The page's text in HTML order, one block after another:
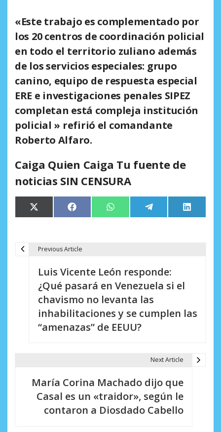
«Este trabajo es complementado por
los 20 centros de coordinación policial
en todo el territorio zuliano además
de los servicios especiales: grupo
canino, equipo de respuesta especial
ERE e investigaciones penales SIPEZ
completan está compleja institución
policial » refirió el comandante
Roberto Alfaro.
Caiga Quien Caiga Tu fuente de
noticias SIN CENSURA
Compartir
en
X
(Twitter)
Compartir
en
Facebook Compartir
en
WhatsApp Compartir
en
Telegram
en
LinkedIn
Previous Article
Luis Vicente León responde:
¿Qué pasará en Venezuela si el
chavismo no levanta las
inhabilitaciones y se cumplen las
“amenazas” de EEUU?
Next Article
María Corina Machado dijo que
Casal es un «traidor», según le
contaron a Diosdado Cabello